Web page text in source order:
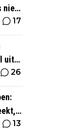
niet
17
uit
26
13